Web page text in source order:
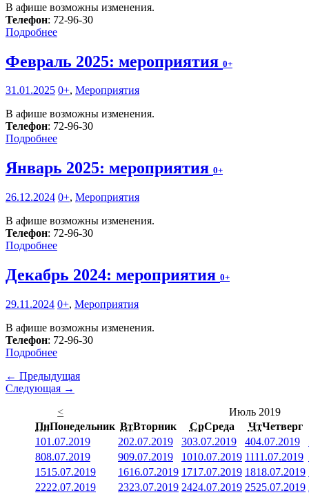
В афише возможны изменения.
Телефон: 72-96-30
Подробнее
Февраль 2025: мероприятия 0+
31.01.2025 0+, Мероприятия
В афише возможны изменения.
Телефон: 72-96-30
Подробнее
Январь 2025: мероприятия 0+
26.12.2024 0+, Мероприятия
В афише возможны изменения.
Телефон: 72-96-30
Подробнее
Декабрь 2024: мероприятия 0+
29.11.2024 0+, Мероприятия
В афише возможны изменения.
Телефон: 72-96-30
Подробнее
← Предыдущая
Следующая →
<
Июль 2019
ПнПонедельник ВтВторник СрСреда ЧтЧетверг
101.07.2019 202.07.2019 303.07.2019 404.07.2019
808.07.2019 909.07.2019 1010.07.2019 1111.07.2019
1515.07.2019 1616.07.2019 1717.07.2019 1818.07.2019
2222.07.2019 2323.07.2019 2424.07.2019 2525.07.2019